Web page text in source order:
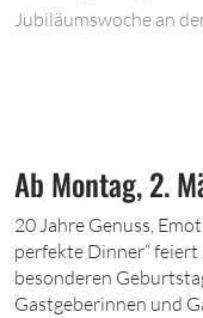
Jubiläumswoche an
Ab Montag, 2.
20 Jahre Genuss,
perfekte Dinner“
besonderen
Gastgeberinnen und